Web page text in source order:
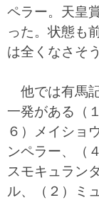
ペラー。天皇
った。状態も
は全くなさそ
他では有馬
一発がある（
６）メイショ
ンペラー、（
スモキュラン
ル、（２）ミ